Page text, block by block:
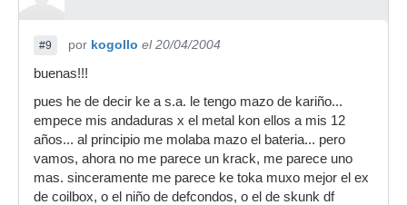
#9 por kogollo el 20/04/2004
buenas!!!
pues he de decir ke a s.a. le tengo mazo de kariño...
empece mis andaduras x el metal kon ellos a mis 12
años... al principio me molaba mazo el bateria... pero
vamos, ahora no me parece un krack, me parece uno
mas. sinceramente me parece ke toka muxo mejor el ex
de coilbox, o el niño de defcondos, o el de skunk df